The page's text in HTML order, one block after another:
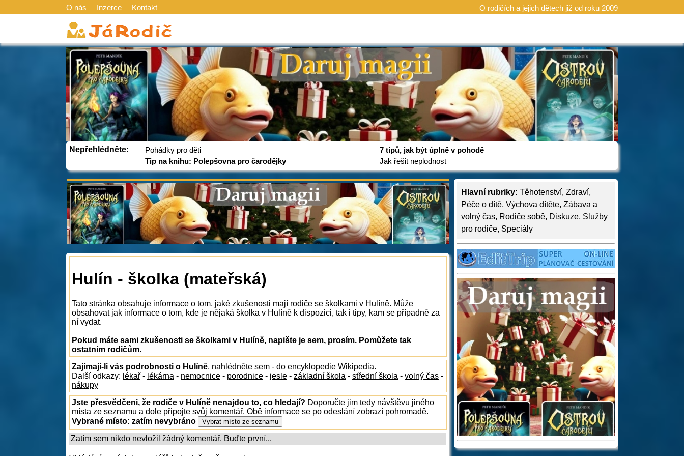
O nás Inzerce Kontakt O rodičích a jejich dětech již od roku 2009
Nepřehlédněte:
Pohádky pro děti
Tip na knihu: Polepšovna pro čarodějky
7 tipů, jak být úplně v pohodě
Jak řešit neplodnost
Hlavní rubriky: Těhotenství, Zdraví,
Péče o dítě, Výchova dítěte, Zábava a
volný čas, Rodiče sobě, Diskuze, Služby
pro rodiče, Speciály
Hulín - školka (mateřská)
Tato stránka obsahuje informace o tom, jaké zkušenosti mají rodiče se školkami v Hulíně. Může
obsahovat jak informace o tom, kde je nějaká školka v Hulíně k dispozici, tak i tipy, kam se případně za
ní vydat.
Pokud máte sami zkušenosti se školkami v Hulíně, napište je sem, prosím. Pomůžete tak
ostatním rodičům.
Zajímají-li vás podrobnosti o Hulíně, nahlédněte sem - do encyklopedie Wikipedia.
Další odkazy: lékař - lékárna - nemocnice - porodnice - jesle - základní škola - střední škola - volný čas -
nákupy
Jste přesvědčeni, že rodiče v Hulíně nenajdou to, co hledají? Doporučte jim tedy návštěvu jiného
místa ze seznamu a dole připojte svůj komentář. Obě informace se po odeslání zobrazí pohromadě.
Vybrané místo: zatím nevybráno
Zatím sem nikdo nevložil žádný komentář. Buďte první...